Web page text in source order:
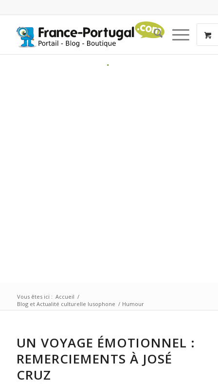
Vous êtes ici : Accueil /
Blog et Actualité culturelle lusophone / Humour
UN VOYAGE ÉMOTIONNEL :
REMERCIEMENTS À JOSÉ
CRUZ